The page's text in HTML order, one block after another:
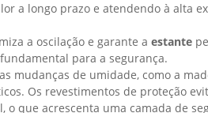
a longo prazo e atendendo à alta
a oscilação e garante a estante
para a segurança.
mudanças de umidade, como a
Os revestimentos de proteção
o que acrescenta uma camada de